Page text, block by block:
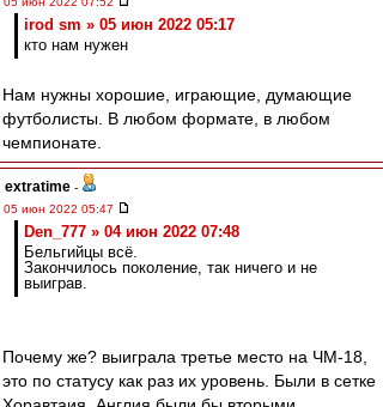
irod sm » 05 июн 2022 05:17
кто нам нужен
Нам нужны хорошие, играющие, думающие
футболисты. В любом формате, в любом
чемпионате.
extratime -
05 июн 2022 05:47
Den_777 » 04 июн 2022 07:48
Бельгийцы всё.
Закончилось поколение, так ничего и не
выиграв.
Почему же? выиграла третье место на ЧМ-18,
это по статусу как раз их уровень. Были в сетке